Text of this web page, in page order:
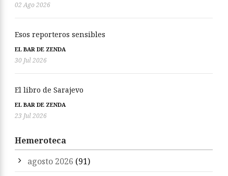
02 Ago 2026
Esos reporteros sensibles
EL BAR DE ZENDA
30 Jul 2026
El libro de Sarajevo
EL BAR DE ZENDA
23 Jul 2026
Hemeroteca
agosto 2026 (91)